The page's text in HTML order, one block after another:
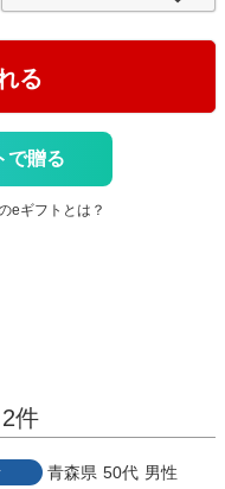
る
で贈る
eギフトとは？
2
青森県 50代 男性